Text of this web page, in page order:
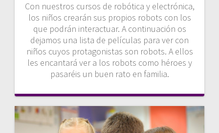
Con nuestros cursos de robótica y electrónica,
los niños crearán sus propios robots con los
que podrán interactuar. A continuación os
dejamos una lista de películas para ver con
niños cuyos protagonistas son robots. A ellos
les encantará ver a los robots como héroes y
pasaréis un buen rato en familia.